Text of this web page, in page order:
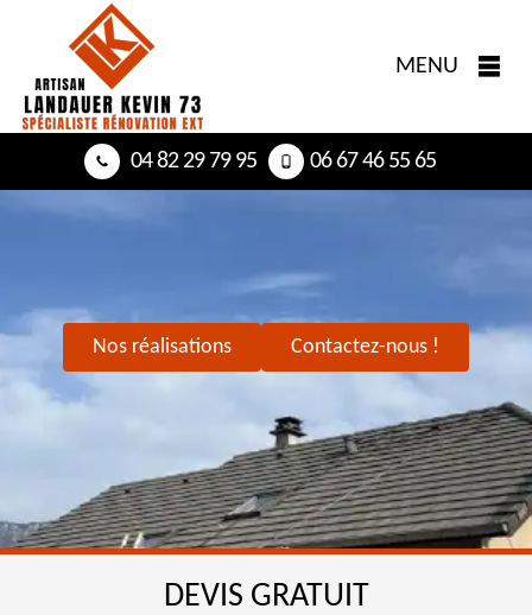
MENU
04 82 29 79 95 06 67 46 55 65
Nos réalisations Contactez-nous !
DEVIS GRATUIT